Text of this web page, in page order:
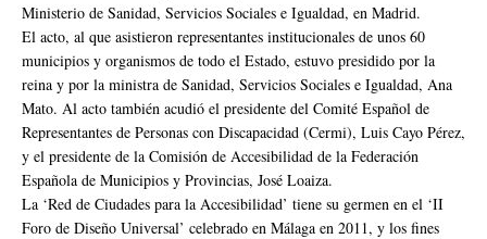
Ministerio de Sanidad, Servicios Sociales e Igualdad, en Madrid.
El acto, al que asistieron representantes institucionales de unos 60
municipios y organismos de todo el Estado, estuvo presidido por la
reina y por la ministra de Sanidad, Servicios Sociales e Igualdad, Ana
Mato. Al acto también acudió el presidente del Comité Español de
Representantes de Personas con Discapacidad (Cermi), Luis Cayo Pérez,
y el presidente de la Comisión de Accesibilidad de la Federación
Española de Municipios y Provincias, José Loaiza.
La ‘Red de Ciudades para la Accesibilidad’ tiene su germen en el ‘II
Foro de Diseño Universal’ celebrado en Málaga en 2011, y los fines